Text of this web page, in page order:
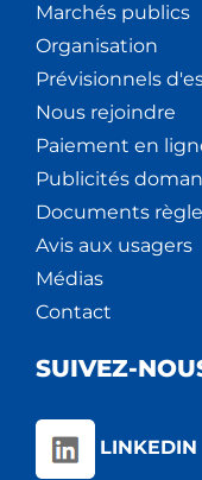
Marchés publics
Organisation
Prévisionnels
Nous rejoindre
Paiement en
Publicités
Documents
Avis aux usagers
Médias
Contact
SUIVEZ-
LINKEDIN